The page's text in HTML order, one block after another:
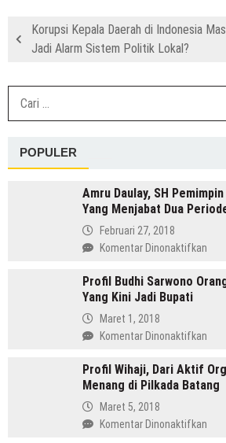
Korupsi Kepala Daerah di Indonesia
Jadi Alarm Sistem Politik Lokal?
POPULER
Amru Daulay, SH
Yang Menjabat Dua
Februari 27, 2018
Komentar Dinonaktifkan
Yang
Dua
Profil Budhi Sarwono
Yang Kini Jadi Bupati
Maret 1, 2018
Komentar Dinonaktifkan
Profil Wihaji, Dari Aktif
Menang di Pilkada Batang
Maret 5, 2018
Komentar Dinonaktifkan